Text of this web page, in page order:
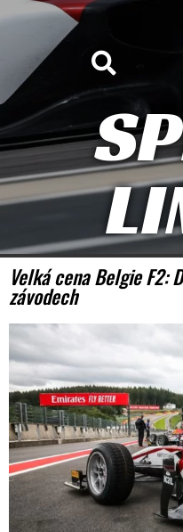
Velká cena Belgie F2:
závodech